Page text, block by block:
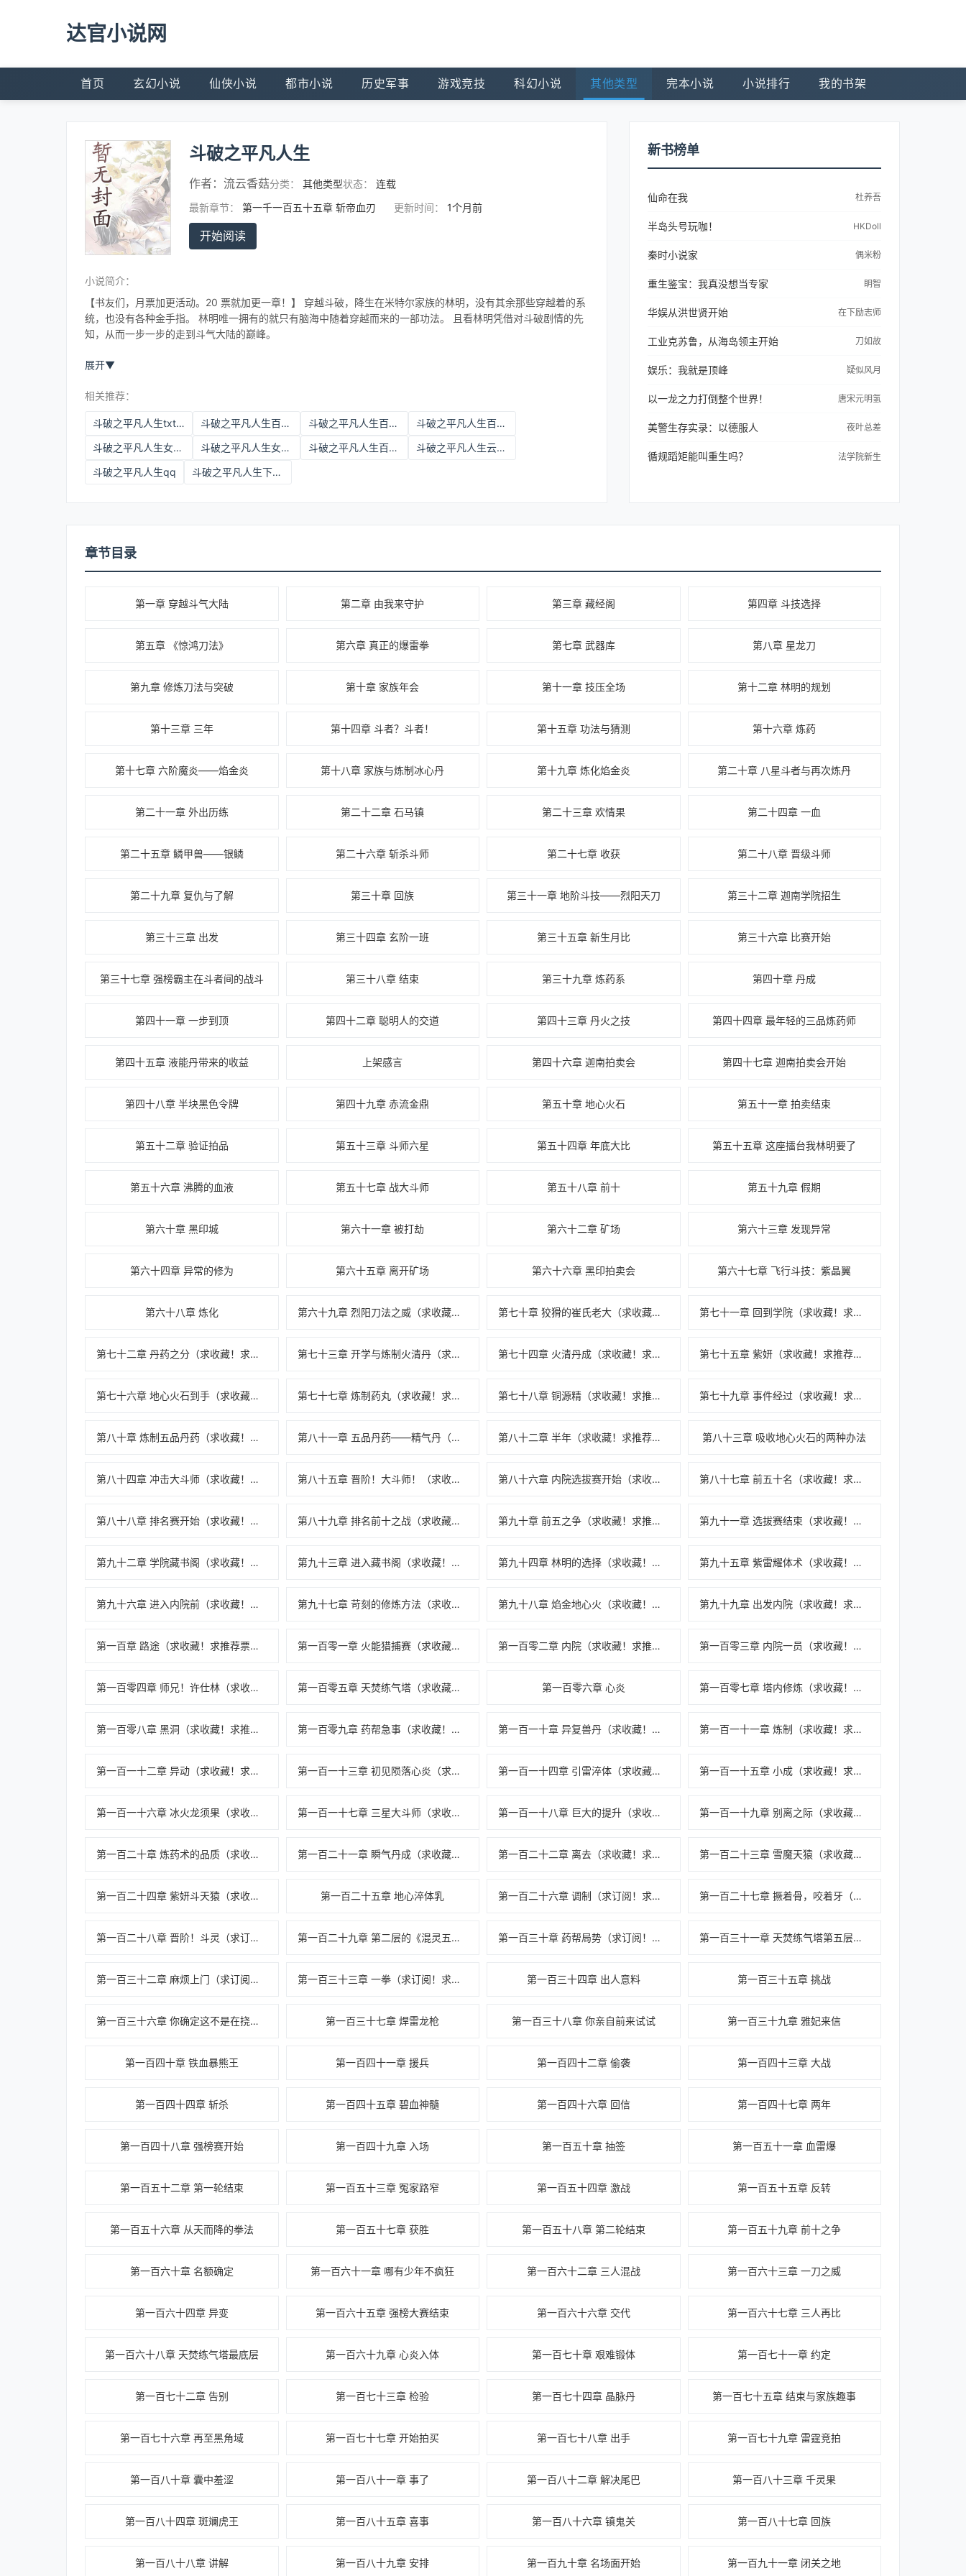
达官小说网
首页 玄幻小说 仙侠小说 都市小说 历史军事 游戏竞技 科幻小说 其他类型 完本小说 小说排行 我的书架
斗破之平凡人生
作者： 流云香菇分类： 其他类型状态：
连载
最新章节：
第一千一百五十五章 斩帝血刃 更新时间： 1个月前
开始阅读
小说简介：
【书友们，月票加更活动。20 票就加更一章！】 穿越斗破，降生在米特尔家族的林明，没有其余那些穿越着的系
统，也没有各种金手指。 林明唯一拥有的就只有脑海中随着穿越而来的一部功法。 且看林明凭借对斗破剧情的先
知，从而一步一步的走到斗气大陆的巅峰。
展开▼
相关推荐：
斗破之平凡人生txt在线阅读 斗破之平凡人生百度网盘 斗破之平凡人生百度网盘资源
斗破之平凡人生百度云
斗破之平凡人生女主有几个
斗破之平凡人生女主是谁 斗破之平凡人生百度百科
斗破之平凡人生云霄阁
斗破之平凡人生qq
斗破之平凡人生下载全文
新书榜单
仙命在我 杜养吾
半岛头号玩咖！ HKDoll
秦时小说家 偶米粉
重生鉴宝：我真没想当专家 眀智
华娱从洪世贤开始 在下励志师
工业克苏鲁，从海岛领主开始 刀如故
娱乐：我就是顶峰 疑似风月
以一龙之力打倒整个世界！ 唐宋元明氢
美警生存实录：以德服人 夜叶总差
循规蹈矩能叫重生吗？ 法学院新生
章节目录
第一章 穿越斗气大陆 第二章 由我来守护 第三章 藏经阁 第四章 斗技选择
第五章 《惊鸿刀法》 第六章 真正的爆雷拳 第七章 武器库 第八章 星龙刀
第九章 修炼刀法与突破 第十章 家族年会 第十一章 技压全场 第十二章 林明的规划
第十三章 三年 第十四章 斗者？斗者！ 第十五章 功法与猜测 第十六章 炼药
第十七章 六阶魔炎——焰金炎 第十八章 家族与炼制冰心丹 第十九章 炼化焰金炎 第二十章 八星斗者与再次炼丹
第二十一章 外出历练 第二十二章 石马镇 第二十三章 欢情果 第二十四章 一血
第二十五章 鳞甲兽——银鳞 第二十六章 斩杀斗师 第二十七章 收获 第二十八章 晋级斗师
第二十九章 复仇与了解 第三十章 回族 第三十一章 地阶斗技——烈阳天刀 第三十二章 迦南学院招生
第三十三章 出发 第三十四章 玄阶一班 第三十五章 新生月比 第三十六章 比赛开始
第三十七章 强榜霸主在斗者间的战斗 第三十八章 结束 第三十九章 炼药系 第四十章 丹成
第四十一章 一步到顶 第四十二章 聪明人的交道 第四十三章 丹火之技 第四十四章 最年轻的三品炼药师
第四十五章 液能丹带来的收益 上架感言 第四十六章 迦南拍卖会 第四十七章 迦南拍卖会开始
第四十八章 半块黑色令牌 第四十九章 赤流金鼎 第五十章 地心火石 第五十一章 拍卖结束
第五十二章 验证拍品 第五十三章 斗师六星 第五十四章 年底大比 第五十五章 这座擂台我林明要了
第五十六章 沸腾的血液 第五十七章 战大斗师 第五十八章 前十 第五十九章 假期
第六十章 黑印城 第六十一章 被打劫 第六十二章 矿场 第六十三章 发现异常
第六十四章 异常的修为 第六十五章 离开矿场 第六十六章 黑印拍卖会 第六十七章 飞行斗技：紫晶翼
第六十八章 炼化 第六十九章 烈阳刀法之威（求收藏！求推荐票！） 第七十章 狡猾的崔氏老大（求收藏！求推荐票！） 第七十一章 回到学院（求收藏！求推荐票！）
第七十二章 丹药之分（求收藏！求推荐票！） 第七十三章 开学与炼制火清丹（求收藏！求推荐票！） 第七十四章 火清丹成（求收藏！求推荐票！） 第七十五章 紫妍（求收藏！求推荐票！）
第七十六章 地心火石到手（求收藏！求推荐票！） 第七十七章 炼制药丸（求收藏！求推荐票！） 第七十八章 铜源精（求收藏！求推荐票！） 第七十九章 事件经过（求收藏！求推荐票！）
第八十章 炼制五品丹药（求收藏！求推荐票！） 第八十一章 五品丹药——精气丹（求收藏！求推荐票！） 第八十二章 半年（求收藏！求推荐票！） 第八十三章 吸收地心火石的两种办法
第八十四章 冲击大斗师（求收藏！求推荐票！） 第八十五章 晋阶！大斗师！（求收藏！求推荐票！） 第八十六章 内院选拔赛开始（求收藏！求推荐票！） 第八十七章 前五十名（求收藏！求推荐票！）
第八十八章 排名赛开始（求收藏！求推荐票！） 第八十九章 排名前十之战（求收藏！求推荐票！） 第九十章 前五之争（求收藏！求推荐票！） 第九十一章 选拔赛结束（求收藏！求推荐票！）
第九十二章 学院藏书阁（求收藏！求推荐票！） 第九十三章 进入藏书阁（求收藏！求推荐票！） 第九十四章 林明的选择（求收藏！求推荐票！） 第九十五章 紫雷耀体术（求收藏！求推荐票！）
第九十六章 进入内院前（求收藏！求推荐票！） 第九十七章 苛刻的修炼方法（求收藏！求推荐票！） 第九十八章 焰金地心火（求收藏！求推荐票！） 第九十九章 出发内院（求收藏！求推荐票！）
第一百章 路途（求收藏！求推荐票！） 第一百零一章 火能猎捕赛（求收藏！求推荐票！） 第一百零二章 内院（求收藏！求推荐票！） 第一百零三章 内院一员（求收藏！求推荐票！）
第一百零四章 师兄！许仕林（求收藏！求推荐票！） 第一百零五章 天焚练气塔（求收藏，求推荐票） 第一百零六章 心炎 第一百零七章 塔内修炼（求收藏！求推荐票！求月票！求一切！）
第一百零八章 黑洞（求收藏！求推荐票！求月票！求一切！） 第一百零九章 药帮急事（求收藏！求推荐票！求月票！求一切！） 第一百一十章 异复兽丹（求收藏！求推荐票！求月票！求一切！） 第一百一十一章 炼制（求收藏！求推荐票！求月票！求一切！）
第一百一十二章 异动（求收藏！求推荐票！求月票！求一切！） 第一百一十三章 初见陨落心炎（求收藏！求推荐票！求月票！求一切！） 第一百一十四章 引雷淬体（求收藏！求推荐票！求月票！求一切！） 第一百一十五章 小成（求收藏！求推荐票！求月票！求一切！）
第一百一十六章 冰火龙须果（求收藏！求推荐票！求月票！求一切！） 第一百一十七章 三星大斗师（求收藏！求推荐票！求月票！求一切！） 第一百一十八章 巨大的提升（求收藏！求推荐票！求月票！求一切！） 第一百一十九章 别离之际（求收藏！求推荐票！求月票！求一切！）
第一百二十章 炼药术的品质（求收藏！求推荐票！求月票！求一切！） 第一百二十一章 瞬气丹成（求收藏！求推荐票！求月票！求一切！） 第一百二十二章 离去（求收藏！求推荐票！求月票！求一切！） 第一百二十三章 雪魔天猿（求收藏！求推荐票！求月票！求一切！）
第一百二十四章 紫妍斗天猿（求收藏！求推荐票！求月票！求一切！） 第一百二十五章 地心淬体乳 第一百二十六章 调制（求订阅！求追读！） 第一百二十七章 撅着骨，咬着牙（求订阅！求追读！）
第一百二十八章 晋阶！斗灵（求订阅！求追读！） 第一百二十九章 第二层的《混灵五行决》 第一百三十章 药帮局势（求订阅！求追读！） 第一百三十一章 天焚练气塔第五层（求订阅！求追读！）
第一百三十二章 麻烦上门（求订阅！求追读！） 第一百三十三章 一拳（求订阅！求追读！） 第一百三十四章 出人意料 第一百三十五章 挑战
第一百三十六章 你确定这不是在挠痒痒？（求支持！） 第一百三十七章 焊雷龙枪 第一百三十八章 你亲自前来试试 第一百三十九章 雅妃来信
第一百四十章 铁血暴熊王 第一百四十一章 援兵 第一百四十二章 偷袭 第一百四十三章 大战
第一百四十四章 斩杀 第一百四十五章 碧血神髓 第一百四十六章 回信 第一百四十七章 两年
第一百四十八章 强榜赛开始 第一百四十九章 入场 第一百五十章 抽签 第一百五十一章 血雷爆
第一百五十二章 第一轮结束 第一百五十三章 冤家路窄 第一百五十四章 激战 第一百五十五章 反转
第一百五十六章 从天而降的拳法 第一百五十七章 获胜 第一百五十八章 第二轮结束 第一百五十九章 前十之争
第一百六十章 名额确定 第一百六十一章 哪有少年不疯狂 第一百六十二章 三人混战 第一百六十三章 一刀之威
第一百六十四章 异变 第一百六十五章 强榜大赛结束 第一百六十六章 交代 第一百六十七章 三人再比
第一百六十八章 天焚练气塔最底层 第一百六十九章 心炎入体 第一百七十章 艰难锻体 第一百七十一章 约定
第一百七十二章 告别 第一百七十三章 检验 第一百七十四章 晶脉丹 第一百七十五章 结束与家族趣事
第一百七十六章 再至黑角域 第一百七十七章 开始拍买 第一百七十八章 出手 第一百七十九章 雷霆竞拍
第一百八十章 囊中羞涩 第一百八十一章 事了 第一百八十二章 解决尾巴 第一百八十三章 千灵果
第一百八十四章 斑斓虎王 第一百八十五章 喜事 第一百八十六章 镇鬼关 第一百八十七章 回族
第一百八十八章 讲解 第一百八十九章 安排 第一百九十章 名场面开始 第一百九十一章 闭关之地